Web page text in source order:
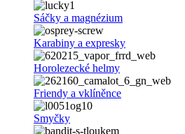
Sáčky a magnézium
Karabiny a expresky
Horolezecké helmy
Friendy a vklíněnce
Smyčky